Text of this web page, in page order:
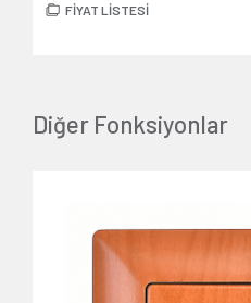
FİYAT LİSTESİ
Diğer Fonksiyonlar